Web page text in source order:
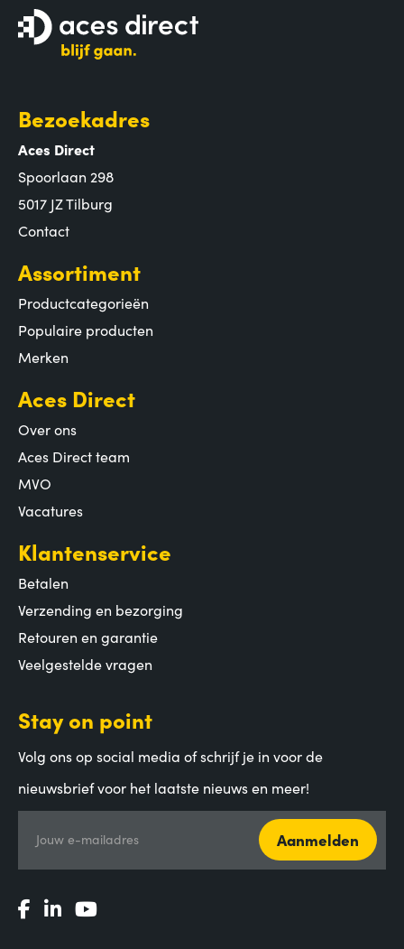
Bezoekadres
Aces Direct
Spoorlaan 298
5017 JZ Tilburg
Contact
Assortiment
Productcategorieën
Populaire producten
Merken
Aces Direct
Over ons
Aces Direct team
MVO
Vacatures
Klantenservice
Betalen
Verzending en bezorging
Retouren en garantie
Veelgestelde vragen
Stay on point
Volg ons op social media of schrijf je in voor de
nieuwsbrief voor het laatste nieuws en meer!
Jouw e-mailadres Aanmelden